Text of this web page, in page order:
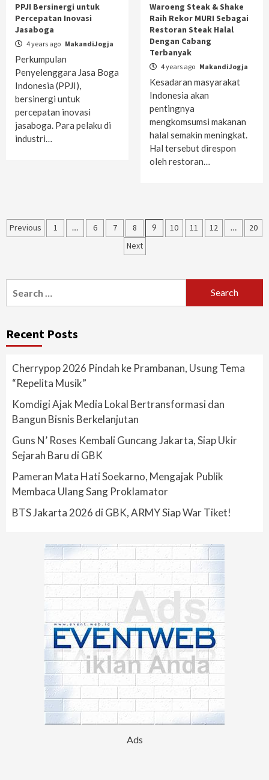
PPJI Bersinergi untuk
Percepatan Inovasi
Jasaboga
4 years ago MakandiJogja
Perkumpulan
Penyelenggara Jasa Boga
Indonesia (PPJI),
bersinergi untuk
percepatan inovasi
jasaboga. Para pelaku di
industri…
Waroeng Steak & Shake
Raih Rekor MURI Sebagai
Restoran Steak Halal
Dengan Cabang
Terbanyak
4 years ago MakandiJogja
Kesadaran masyarakat
Indonesia akan
pentingnya
mengkomsumsi makanan
halal semakin meningkat.
Hal tersebut direspon
oleh restoran…
Posts
Previous 1 … 6 7 8 9 10 11 12 …
20
Next
for:
Recent Posts
Cherrypop 2026 Pindah ke Prambanan, Usung Tema
“Repelita Musik”
Komdigi Ajak Media Lokal Bertransformasi dan
Bangun Bisnis Berkelanjutan
Guns N’ Roses Kembali Guncang Jakarta, Siap Ukir
Sejarah Baru di GBK
Pameran Mata Hati Soekarno, Mengajak Publik
Membaca Ulang Sang Proklamator
BTS Jakarta 2026 di GBK, ARMY Siap War Tiket!
Ads